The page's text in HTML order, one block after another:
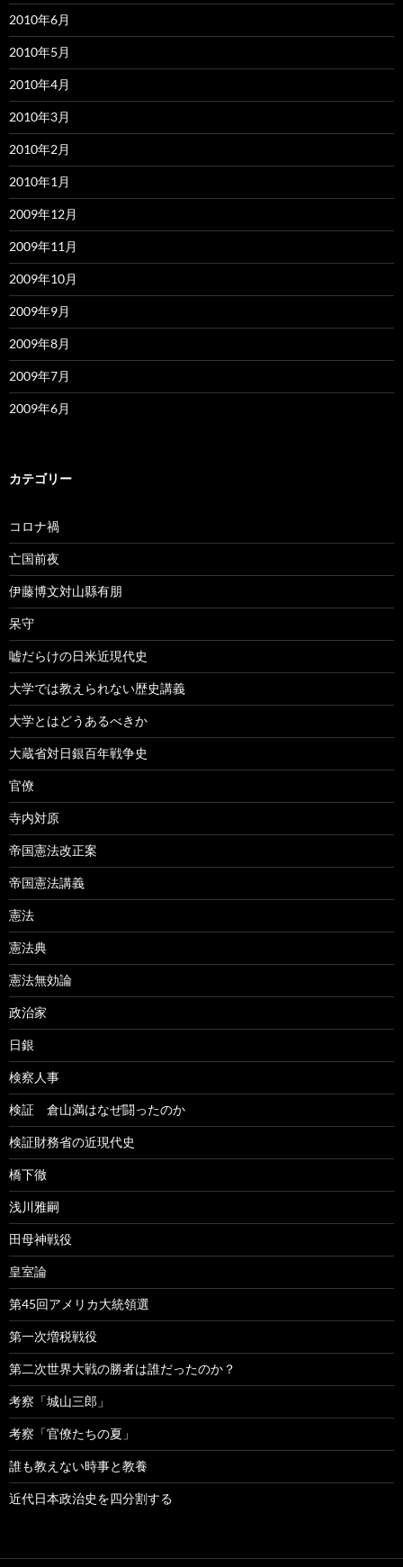
2010年6月
2010年5月
2010年4月
2010年3月
2010年2月
2010年1月
2009年12月
2009年11月
2009年10月
2009年9月
2009年8月
2009年7月
2009年6月
カテゴリー
コロナ禍
亡国前夜
伊藤博文対山縣有朋
呆守
嘘だらけの日米近現代史
大学では教えられない歴史講義
大学とはどうあるべきか
大蔵省対日銀百年戦争史
官僚
寺内対原
帝国憲法改正案
帝国憲法講義
憲法
憲法典
憲法無効論
政治家
日銀
検察人事
検証 倉山満はなぜ闘ったのか
検証財務省の近現代史
橋下徹
浅川雅嗣
田母神戦役
皇室論
第45回アメリカ大統領選
第一次増税戦役
第二次世界大戦の勝者は誰だったのか？
考察「城山三郎」
考察「官僚たちの夏」
誰も教えない時事と教養
近代日本政治史を四分割する